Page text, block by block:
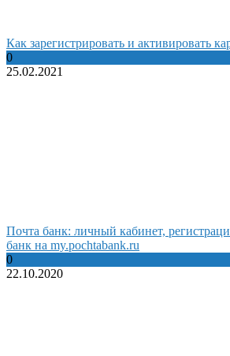
Как зарегистрировать и активировать
0
25.02.2021
Почта банк: личный кабинет,
банк на my.pochtabank.ru
0
22.10.2020